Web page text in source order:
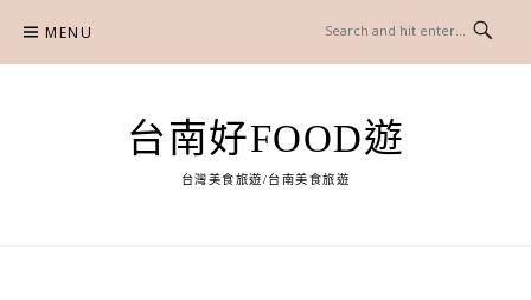
content
MENU
台南好FOOD遊
台灣美食旅遊/台南美食旅遊